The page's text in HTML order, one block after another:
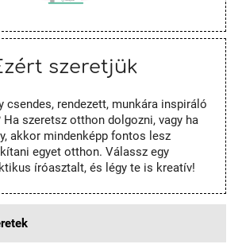
szeretjük
csendes, rendezett, munkára inspiráló
szeretsz otthon dolgozni, vagy ha
akkor mindenképp fontos lesz
egyet otthon. Válassz egy
íróasztalt, és légy te is kreatív!